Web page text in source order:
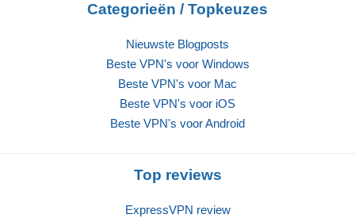
Categorieën / Topkeuzes
Nieuwste Blogposts
Beste VPN's voor Windows
Beste VPN's voor Mac
Beste VPN's voor iOS
Beste VPN's voor Android
Top reviews
ExpressVPN review